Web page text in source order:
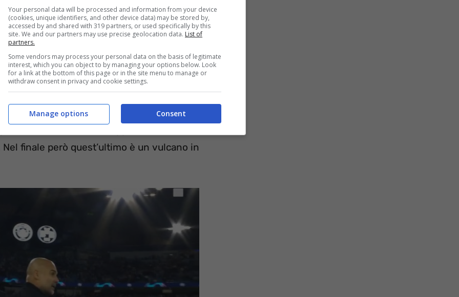
il bis dopo il Real
League al City of Manchester va in scena la
. Il fischietto è proprio lui,Daniele Orsato. I
Bellingham. Ci pensano poi negli ultimi
dell’ex) e Cancelo ad aggiustare al risultato e
finale però quest’ultimo è un vulcano in
Your personal data will be processed and information from your device
(cookies, unique identifiers, and other device data) may be stored by,
accessed by and shared with 319 partners, or used specifically by this
site. We and our partners may use precise geolocation data. List of
partners.
Some vendors may process your personal data on the basis of legitimate
interest, which you can object to by managing your options below. Look
for a link at the bottom of this page or in the site menu to manage or
withdraw consent in privacy and cookie settings.
Consent
Manage options